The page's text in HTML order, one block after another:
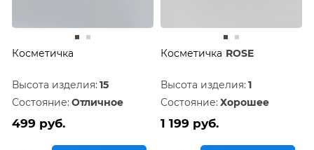
Косметичка
Высота изделия: 15
Состояние: Отличное
499 руб.
Косметичка ROSE
Высота изделия: 1
Состояние: Хорошее
1 199 руб.